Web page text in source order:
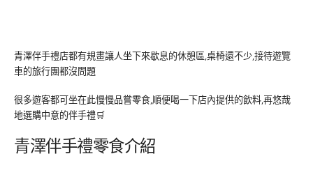
青澤伴手禮店都有規畫讓人坐下來歇息的休憩區,桌椅還不少,接待遊覽
車的旅行團都沒問題
很多遊客都可坐在此慢慢品嘗零食,順便喝一下店內提供的飲料,再悠哉
地選購中意的伴手禮🛒
青澤伴手禮零食介紹